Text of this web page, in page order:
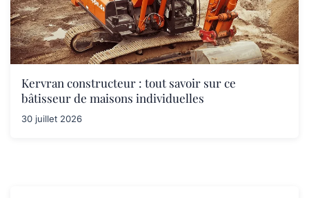
Kervran constructeur : tout savoir sur ce
bâtisseur de maisons individuelles
30 juillet 2026